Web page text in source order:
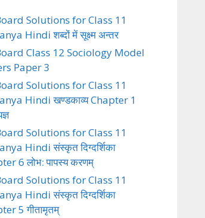
Solutions for Class 11
Hindi शब्दों में सूक्ष्म अन्तर
Class 12 Sociology Model
Paper 3
Solutions for Class 11
Hindi खण्डकाव्य Chapter 1
Solutions for Class 11
Hindi संस्कृत दिग्दर्शिका
6 लोभ: पापस्य करणम्
Solutions for Class 11
Hindi संस्कृत दिग्दर्शिका
5 गीतामृतम्